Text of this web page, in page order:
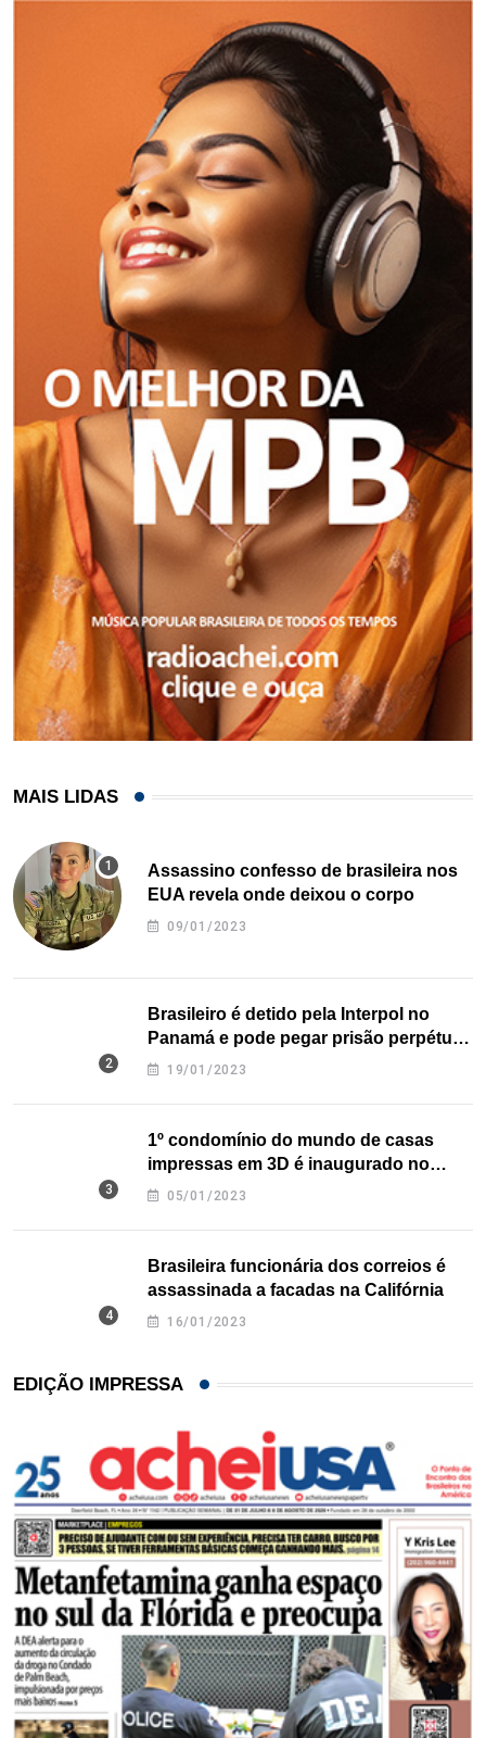
MAIS LIDAS
Assassino confesso de brasileira nos
EUA revela onde deixou o corpo
09/01/2023
Brasileiro é detido pela Interpol no
Panamá e pode pegar prisão perpétua
nos EUA
19/01/2023
1º condomínio do mundo de casas
impressas em 3D é inaugurado no
Texas
05/01/2023
Brasileira funcionária dos correios é
assassinada a facadas na Califórnia
16/01/2023
EDIÇÃO IMPRESSA